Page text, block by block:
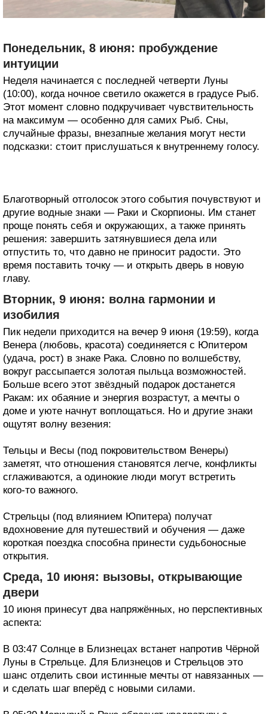
Понедельник, 8 июня: пробуждение
интуиции
Неделя начинается с последней четверти Луны
(10:00), когда ночное светило окажется в градусе Рыб.
Этот момент словно подкручивает чувствительность
на максимум — особенно для самих Рыб. Сны,
случайные фразы, внезапные желания могут нести
подсказки: стоит прислушаться к внутреннему голосу.
Благотворный отголосок этого события почувствуют и
другие водные знаки — Раки и Скорпионы. Им станет
проще понять себя и окружающих, а также принять
решения: завершить затянувшиеся дела или
отпустить то, что давно не приносит радости. Это
время поставить точку — и открыть дверь в новую
главу.
Вторник, 9 июня: волна гармонии и
изобилия
Пик недели приходится на вечер 9 июня (19:59), когда
Венера (любовь, красота) соединяется с Юпитером
(удача, рост) в знаке Рака. Словно по волшебству,
вокруг рассыпается золотая пыльца возможностей.
Больше всего этот звёздный подарок достанется
Ракам: их обаяние и энергия возрастут, а мечты о
доме и уюте начнут воплощаться. Но и другие знаки
ощутят волну везения:
Тельцы и Весы (под покровительством Венеры)
заметят, что отношения становятся легче, конфликты
сглаживаются, а одинокие люди могут встретить
кого‑то важного.
Стрельцы (под влиянием Юпитера) получат
вдохновение для путешествий и обучения — даже
короткая поездка способна принести судьбоносные
открытия.
Среда, 10 июня: вызовы, открывающие
двери
10 июня принесут два напряжённых, но перспективных
аспекта:
В 03:47 Солнце в Близнецах встанет напротив Чёрной
Луны в Стрельце. Для Близнецов и Стрельцов это
шанс отделить свои истинные мечты от навязанных —
и сделать шаг вперёд с новыми силами.